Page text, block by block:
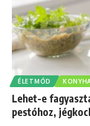
ÉLETMÓD
Lehet-e
pestóhoz,